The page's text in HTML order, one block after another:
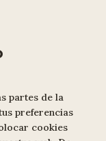
partes de la
preferencias
cookies